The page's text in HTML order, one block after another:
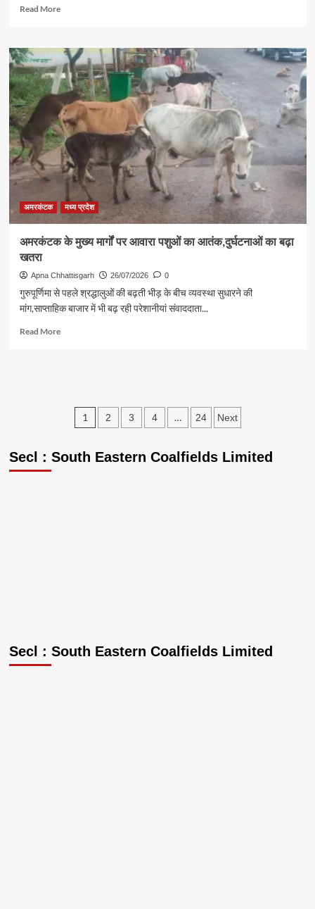
Read MoreRead
अमरकंटक
के
अमृत
कुटीर
में
रेस्टोरेंट
का
हुआ
शुभारंभ
अमरकंटक मध्य प्रदेश
अमरकंटक के मुख्य मार्गों पर आवारा पशुओं का आतंक,दुर्घटनाओं का बढ़ा
खतरा
Apna Chhattisgarh 26/07/2026 0
गुरुपूर्णिमा से पहले श्रद्धालुओं की बढ़ती भीड़ के बीच व्यवस्था सुधारने की
मांग,साप्ताहिक बाजार में भी बढ़ रही परेशानीयां संवाददाता...
Read MoreRead
का
Posts
1 2 3 4 … 24 Next
Secl : South Eastern Coalfields Limited
Secl : South Eastern Coalfields Limited